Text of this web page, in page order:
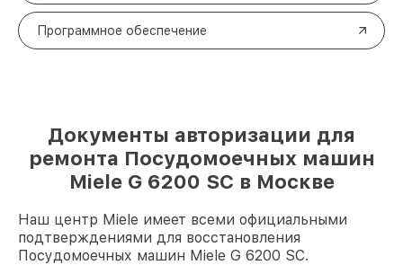
Программное обеспечение
Документы авторизации для
ремонта Посудомоечных машин
Miele G 6200 SC в Москве
Наш центр Miele имеет всеми официальными
подтверждениями для восстановления
Посудомоечных машин Miele G 6200 SC.